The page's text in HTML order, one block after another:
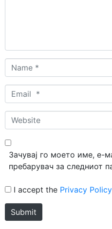
Name
*
Email
*
Website
Зачувај го моето име, е-
пребарувач за следниот
I accept the Privacy Policy
Submit